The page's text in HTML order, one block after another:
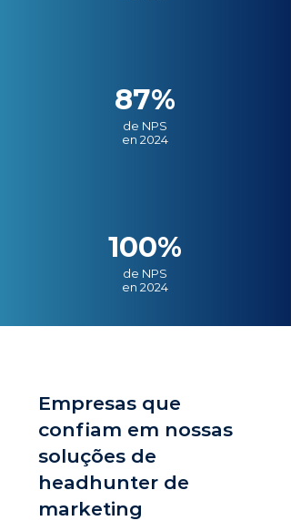
87%
de NPS
en 2024
100%
de NPS
en 2024
Empresas que
confiam em nossas
soluções de
headhunter de
marketing